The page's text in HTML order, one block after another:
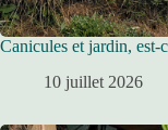
Canicules et jardin, est-
10 juillet 2026